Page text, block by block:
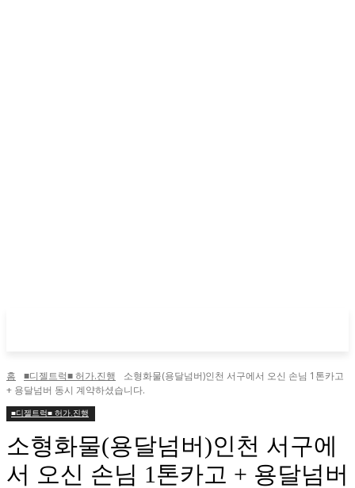
홈 ■디젤트럭■ 허가.진행
소형화물(용달넘버)인천 서구에서 오신 손님 1톤카고
+ 용달넘버 동시 계약하셨습니다.
■디젤트럭■ 허가.진행
소형화물(용달넘버)인천 서구에
서 오신 손님 1톤카고 + 용달넘버